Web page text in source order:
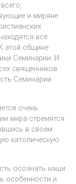
и миряне
все
этой общине
Семинарии. И
священников
Семинарии
очень
мира стремятся
в своем
католическую
осознать наши
особенности и